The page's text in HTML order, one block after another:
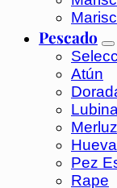
Pescado
Atún
Lubina
Pez
Rape